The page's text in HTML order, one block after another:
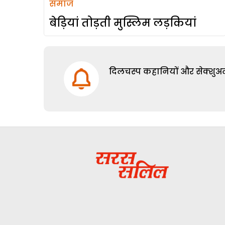
समाज
बेड़ियां तोड़ती मुस्लिम लड़कियां
दिलचस्प कहानियों और